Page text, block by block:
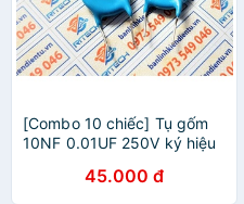
[Combo 10 chiếc] Tụ gốm
10NF 0.01UF 250V ký hiệu
45.000 đ